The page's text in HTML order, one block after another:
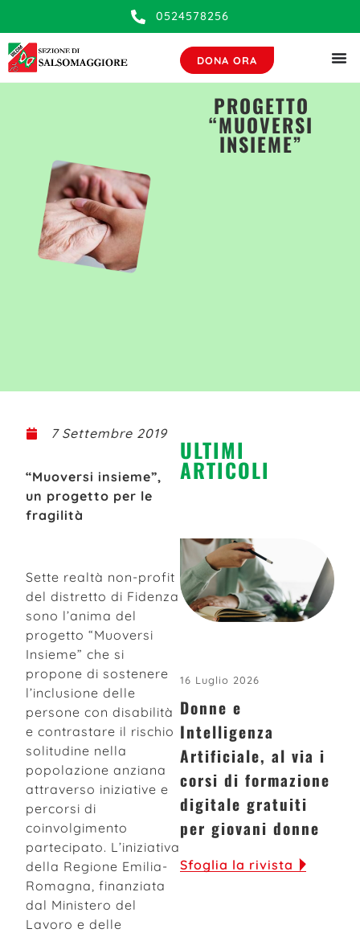
0524578256
DONA ORA
PROGETTO
“MUOVERSI
INSIEME”
7 Settembre 2019
“Muoversi insieme”,
un progetto per le
fragilità
Sette realtà non-profit
del distretto di Fidenza
sono l’anima del
progetto “Muoversi
Insieme” che si
propone di sostenere
l’inclusione delle
persone con disabilità
e contrastare il rischio
solitudine nella
popolazione anziana
attraverso iniziative e
percorsi di
coinvolgimento
partecipato. L’iniziativa
della Regione Emilia-
Romagna, finanziata
dal Ministero del
Lavoro e delle
ULTIMI
ARTICOLI
16 Luglio 2026
Donne e
Intelligenza
Artificiale, al via i
corsi di formazione
digitale gratuiti
per giovani donne
Sfoglia la rivista